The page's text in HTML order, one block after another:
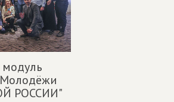
РОССИИ"